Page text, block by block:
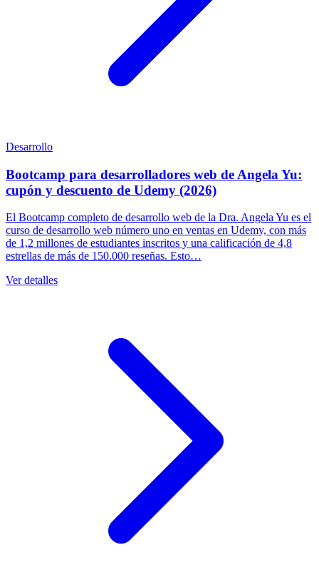
Desarrollo
Bootcamp para desarrolladores web de Angela Yu:
cupón y descuento de Udemy (2026)
El Bootcamp completo de desarrollo web de la Dra. Angela Yu es el
curso de desarrollo web número uno en ventas en Udemy, con más
de 1,2 millones de estudiantes inscritos y una calificación de 4,8
estrellas de más de 150.000 reseñas. Esto…
Ver detalles